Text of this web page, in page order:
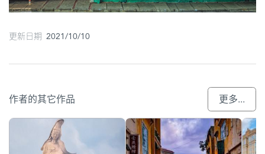
更新日期 2021/10/10
作者的其它作品 更多...